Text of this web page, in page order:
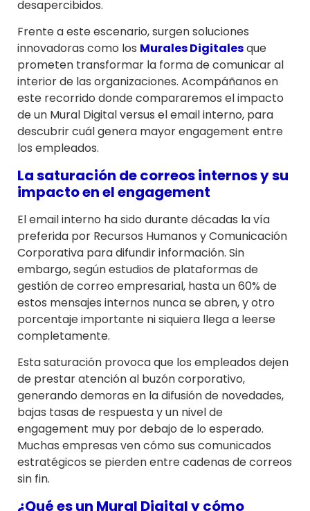
desapercibidos.
Frente a este escenario, surgen soluciones
innovadoras como los Murales Digitalesque
prometen transformar la forma de comunicar al
interior de las organizaciones. Acompáñanos en
este recorrido donde compararemos el impacto
de un Mural Digital versus el email interno, para
descubrir cuál genera mayor engagement entre
los empleados.
La saturación de correos internos y su
impacto en el engagement
El email interno ha sido durante décadas la vía
preferida por Recursos Humanos y Comunicación
Corporativa para difundir información. Sin
embargo, según estudios de plataformas de
gestión de correo empresarial, hasta un 60% de
estos mensajes internos nunca se abren, y otro
porcentaje importante ni siquiera llega a leerse
completamente.
Esta saturación provoca que los empleados dejen
de prestar atención al buzón corporativo,
generando demoras en la difusión de novedades,
bajas tasas de respuesta y un nivel de
engagement muy por debajo de lo esperado.
Muchas empresas ven cómo sus comunicados
estratégicos se pierden entre cadenas de correos
sin fin.
¿Qué es un Mural Digital y cómo